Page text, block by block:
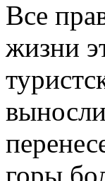
Все
жизни
горы